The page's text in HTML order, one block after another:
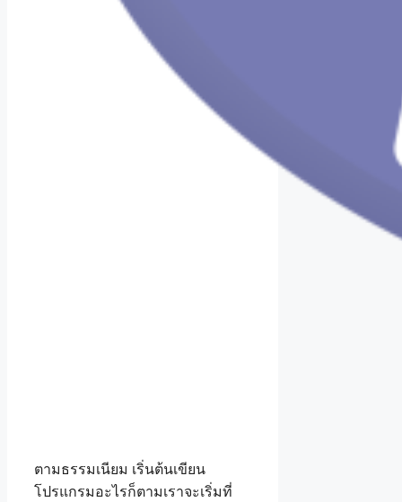
ตามธรรมเนียม เริ่นต้นเขียน
โปรแกรมอะไรก็ตามเราจะเริ่มที่